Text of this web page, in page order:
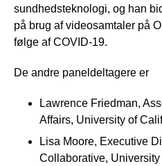
sundhedsteknologi, og han
på brug af videosamtaler på
følge af COVID-19.
De andre paneldeltagere er
Lawrence Friedman,
Affairs, University of
Lisa Moore, Executive
Collaborative,